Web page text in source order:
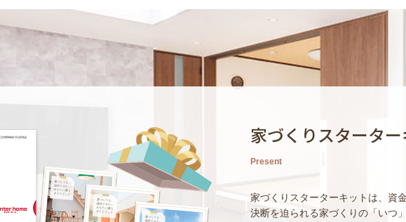
家づくりスタータ
Present
家づくりスターターキットは、資
決断を迫られる家づくりの「いつ